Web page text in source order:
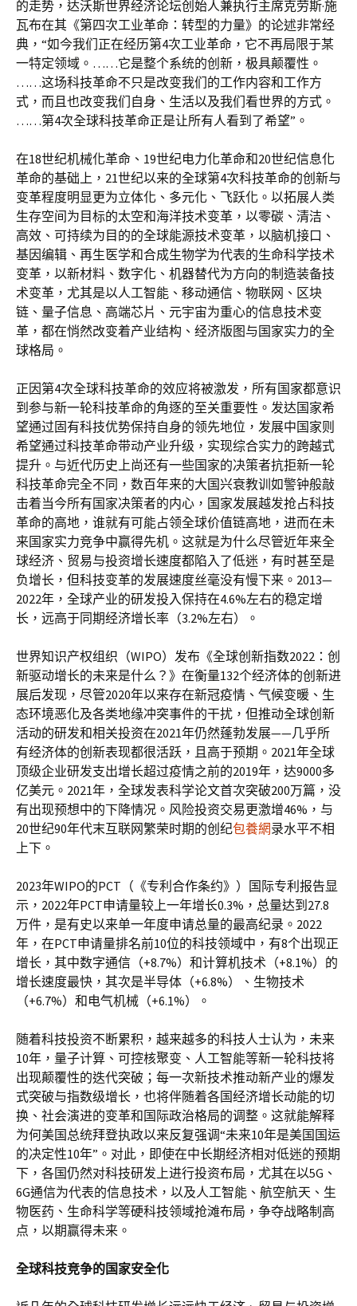
的走势，达沃斯世界经济论坛创始人兼执行主席克劳斯·施
瓦布在其《第四次工业革命：转型的力量》的论述非常经
典，“如今我们正在经历第4次工业革命，它不再局限于某
一特定领域。……它是整个系统的创新，极具颠覆性。
……这场科技革命不只是改变我们的工作内容和工作方
式，而且也改变我们自身、生活以及我们看世界的方式。
……第4次全球科技革命正是让所有人看到了希望”。
在18世纪机械化革命、19世纪电力化革命和20世纪信息化
革命的基础上，21世纪以来的全球第4次科技革命的创新与
变革程度明显更为立体化、多元化、飞跃化。以拓展人类
生存空间为目标的太空和海洋技术变革，以零碳、清洁、
高效、可持续为目的的全球能源技术变革，以脑机接口、
基因编辑、再生医学和合成生物学为代表的生命科学技术
变革，以新材料、数字化、机器替代为方向的制造装备技
术变革，尤其是以人工智能、移动通信、物联网、区块
链、量子信息、高端芯片、元宇宙为重心的信息技术变
革，都在悄然改变着产业结构、经济版图与国家实力的全
球格局。
正因第4次全球科技革命的效应将被激发，所有国家都意识
到参与新一轮科技革命的角逐的至关重要性。发达国家希
望通过固有科技优势保持自身的领先地位，发展中国家则
希望通过科技革命带动产业升级，实现综合实力的跨越式
提升。与近代历史上尚还有一些国家的决策者抗拒新一轮
科技革命完全不同，数百年来的大国兴衰教训如警钟般敲
击着当今所有国家决策者的内心，国家发展越发抢占科技
革命的高地，谁就有可能占领全球价值链高地，进而在未
来国家实力竞争中赢得先机。这就是为什么尽管近年来全
球经济、贸易与投资增长速度都陷入了低迷，有时甚至是
负增长，但科技变革的发展速度丝毫没有慢下来。2013—
2022年，全球产业的研发投入保持在4.6%左右的稳定增
长，远高于同期经济增长率（3.2%左右）。
世界知识产权组织（WIPO）发布《全球创新指数2022：创
新驱动增长的未来是什么？》在衡量132个经济体的创新进
展后发现，尽管2020年以来存在新冠疫情、气候变暖、生
态环境恶化及各类地缘冲突事件的干扰，但推动全球创新
活动的研发和相关投资在2021年仍然蓬勃发展——几乎所
有经济体的创新表现都很活跃，且高于预期。2021年全球
顶级企业研发支出增长超过疫情之前的2019年，达9000多
亿美元。2021年，全球发表科学论文首次突破200万篇，没
有出现预想中的下降情况。风险投资交易更激增46%，与
20世纪90年代末互联网繁荣时期的创纪包養網录水平不相
上下。
2023年WIPO的PCT（《专利合作条约》）国际专利报告显
示，2022年PCT申请量较上一年增长0.3%，总量达到27.8
万件，是有史以来单一年度申请总量的最高纪录。2022
年，在PCT申请量排名前10位的科技领域中，有8个出现正
增长，其中数字通信（+8.7%）和计算机技术（+8.1%）的
增长速度最快，其次是半导体（+6.8%）、生物技术
（+6.7%）和电气机械（+6.1%）。
随着科技投资不断累积，越来越多的科技人士认为，未来
10年，量子计算、可控核聚变、人工智能等新一轮科技将
出现颠覆性的迭代突破；每一次新技术推动新产业的爆发
式突破与指数级增长，也将伴随着各国经济增长动能的切
换、社会演进的变革和国际政治格局的调整。这就能解释
为何美国总统拜登执政以来反复强调“未来10年是美国国运
的决定性10年”。对此，即使在中长期经济相对低迷的预期
下，各国仍然对科技研发上进行投资布局，尤其在以5G、
6G通信为代表的信息技术，以及人工智能、航空航天、生
物医药、生命科学等硬科技领域抢滩布局，争夺战略制高
点，以期赢得未来。
全球科技竞争的国家安全化